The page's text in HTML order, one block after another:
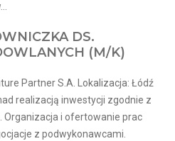
DS.
(M/K)
Partner S.A. Lokalizacja: Łódź
realizacją inwestycji zgodnie z
i ofertowanie prac
z podwykonawcami.